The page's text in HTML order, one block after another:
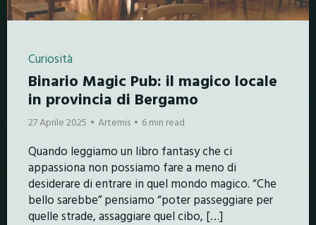
Curiosità
Binario Magic Pub: il magico locale
in provincia di Bergamo
27 Aprile 2025 Artemis 6 min read
Quando leggiamo un libro fantasy che ci
appassiona non possiamo fare a meno di
desiderare di entrare in quel mondo magico. “Che
bello sarebbe” pensiamo “poter passeggiare per
quelle strade, assaggiare quel cibo, […]